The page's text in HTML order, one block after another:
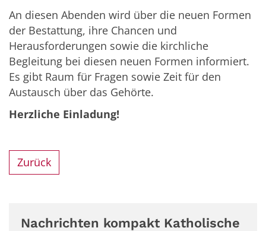
An diesen Abenden wird über die neuen Formen
der Bestattung, ihre Chancen und
Herausforderungen sowie die kirchliche
Begleitung bei diesen neuen Formen informiert.
Es gibt Raum für Fragen sowie Zeit für den
Austausch über das Gehörte.
Herzliche Einladung!
Zurück
Nachrichten kompakt Katholische